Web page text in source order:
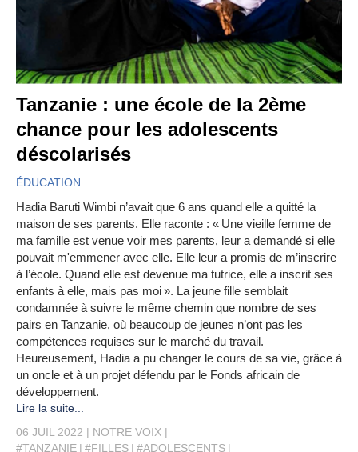
Tanzanie : une école de la 2ème
chance pour les adolescents
déscolarisés
ÉDUCATION
Hadia Baruti Wimbi n’avait que 6 ans quand elle a quitté la
maison de ses parents. Elle raconte : « Une vieille femme de
ma famille est venue voir mes parents, leur a demandé si elle
pouvait m'emmener avec elle. Elle leur a promis de m’inscrire
à l’école. Quand elle est devenue ma tutrice, elle a inscrit ses
enfants à elle, mais pas moi ». La jeune fille semblait
condamnée à suivre le même chemin que nombre de ses
pairs en Tanzanie, où beaucoup de jeunes n’ont pas les
compétences requises sur le marché du travail.
Heureusement, Hadia a pu changer le cours de sa vie, grâce à
un oncle et à un projet défendu par le Fonds africain de
développement.
Lire la suite...
06 JUIL 2022
NOTRE VOIX
#TANZANIE
#FILLES
#ADOLESCENTS